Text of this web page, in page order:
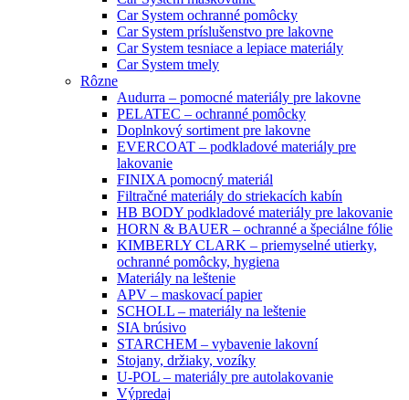
Car System ochranné pomôcky
Car System príslušenstvo pre lakovne
Car System tesniace a lepiace materiály
Car System tmely
Rôzne
Audurra – pomocné materiály pre lakovne
PELATEC – ochranné pomôcky
Doplnkový sortiment pre lakovne
EVERCOAT – podkladové materiály pre
lakovanie
FINIXA pomocný materiál
Filtračné materiály do striekacích kabín
HB BODY podkladové materiály pre lakovanie
HORN & BAUER – ochranné a špeciálne fólie
KIMBERLY CLARK – priemyselné utierky,
ochranné pomôcky, hygiena
Materiály na leštenie
APV – maskovací papier
SCHOLL – materiály na leštenie
SIA brúsivo
STARCHEM – vybavenie lakovní
Stojany, držiaky, vozíky
U-POL – materiály pre autolakovanie
Výpredaj